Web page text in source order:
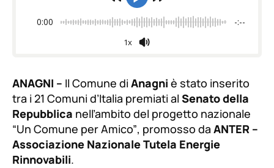
fuente.
0:00 -:--
1x
ANAGNI – Il Comune di Anagni è stato inserito
tra i 21 Comuni d’Italia premiati al Senato della
Repubblica nell’ambito del progetto nazionale
“Un Comune per Amico”, promosso da ANTER –
Associazione Nazionale Tutela Energie
Rinnovabili.